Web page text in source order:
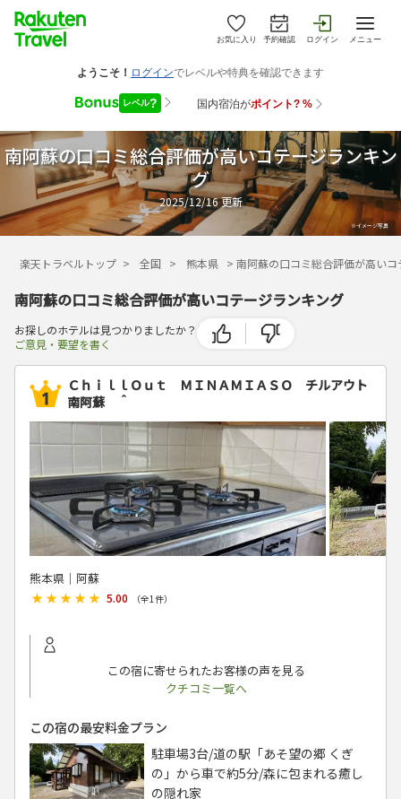
お気に入り 予約確認 ログイン メニュー
南阿蘇の口コミ総合評価が高いコテージランキン
グ
2025/12/16更新
楽天トラベルトップ > 全国 > 熊本県 > 南阿蘇の口コミ総合評価が高い
南阿蘇の口コミ総合評価が高いコテージランキング
お探しのホテルは見つかりましたか？
ご意見・要望を書く
ＣｈｉｌｌＯｕｔ ＭＩＮＡＭＩＡＳＯ チルアウト
南阿蘇 ＾
熊本県│阿蘇
★★★★★
★★★★★ 5.00 （全1件）
この宿に寄せられたお客様の声を見る
クチコミ一覧へ
この宿の最安料金プラン
駐車場3台/道の駅「あそ望の郷 くぎ
の」から車で約5分/森に包まれる癒し
の隠れ家